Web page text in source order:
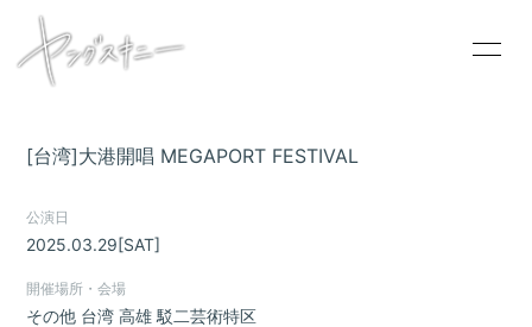
[台湾]大港開唱 MEGAPORT FESTIVAL
公演日
2025.03.29[SAT]
開催場所・会場
その他 台湾 高雄 駁二芸術特区